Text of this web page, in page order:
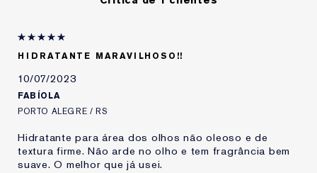
HIDRATANTE MARAVILHOSO!!
10/07/2023
FABÍOLA
PORTO ALEGRE / RS
Hidratante para área dos olhos não oleoso e de
textura firme. Não arde no olho e tem fragrância bem
suave. O melhor que já usei.